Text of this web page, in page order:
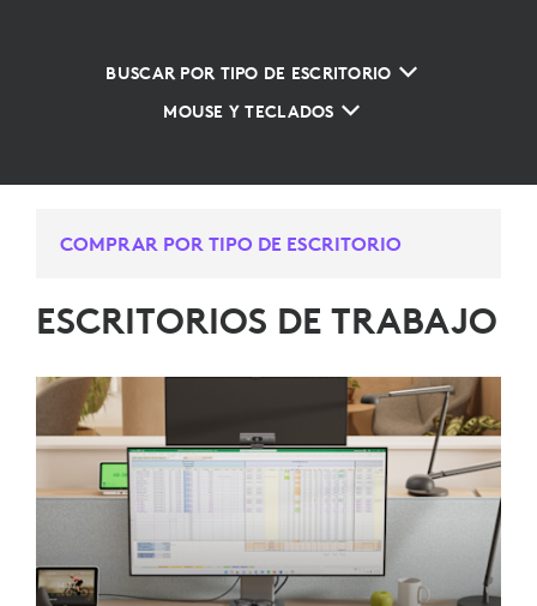
BUSCAR POR TIPO DE ESCRITORIO
MOUSE Y TECLADOS
COMPRAR POR TIPO DE ESCRITORIO
ESCRITORIOS DE TRABAJO